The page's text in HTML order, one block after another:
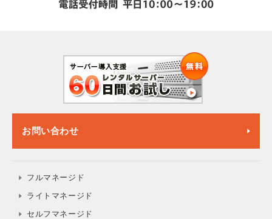
お問い合わせ
フルマネージド
ライトマネージド
セルフマネージド